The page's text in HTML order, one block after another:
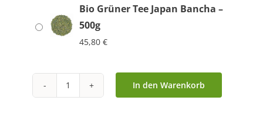
Bio Grüner Tee Japan Bancha –
500g
45,80 €
Bio
In den Warenkorb